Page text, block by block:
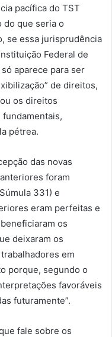
pacífica do TST
do que seria o
se essa jurisprudência
Federal de
aparece para ser
de direitos,
os direitos
pétrea.
das novas
foram
331) e
eram perfeitas e
os
deixaram os
em
porque, segundo o
favoráveis
futuramente”.
fale sobre os